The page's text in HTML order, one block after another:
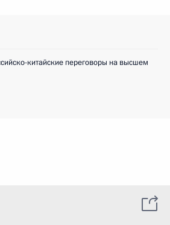
китайские переговоры на высшем